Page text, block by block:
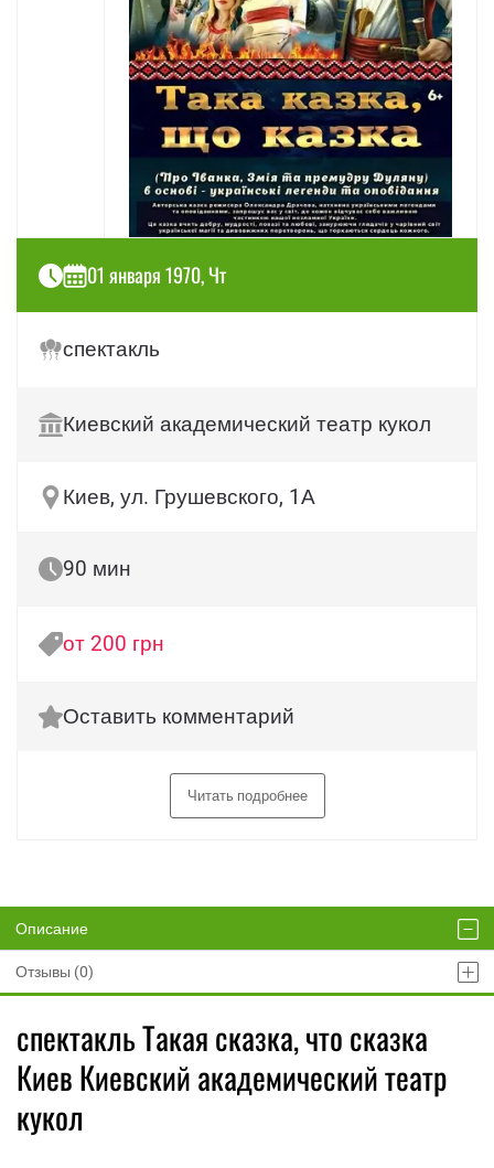
01 января 1970, Чт
спектакль
Киевский академический театр кукол
Киев, ул. Грушевского, 1А
90 мин
от 200 грн
Оставить комментарий
Читать подробнее
Описание
Отзывы (0)
спектакль Такая сказка, что сказка
Киев Киевский академический театр
кукол